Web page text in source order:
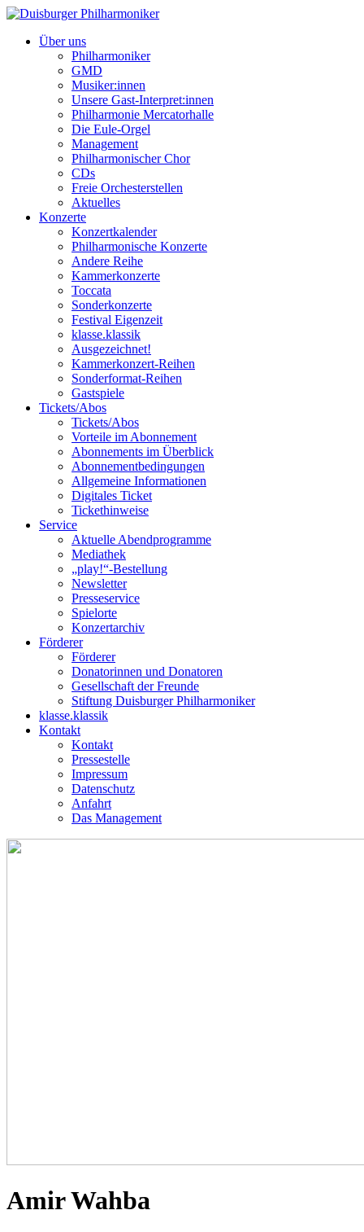
Über uns
Philharmoniker
GMD
Musiker:innen
Unsere Gast-Interpret:innen
Philharmonie Mercatorhalle
Die Eule-Orgel
Management
Philharmonischer Chor
CDs
Freie Orchesterstellen
Aktuelles
Konzerte
Konzertkalender
Philharmonische Konzerte
Andere Reihe
Kammerkonzerte
Toccata
Sonderkonzerte
Festival Eigenzeit
klasse.klassik
Ausgezeichnet!
Kammerkonzert-Reihen
Sonderformat-Reihen
Gastspiele
Tickets/Abos
Tickets/Abos
Vorteile im Abonnement
Abonnements im Überblick
Abonnement­bedingungen
Allgemeine Informationen
Digitales Ticket
Ticket­hinweise
Service
Aktuelle Abendprogramme
Mediathek
„play!“-Bestellung
Newsletter
Presseservice
Spielorte
Konzertarchiv
Förderer
Förderer
Donatorinnen und Donatoren
Gesellschaft der Freunde
Stiftung Duisburger Philharmoniker
klasse.klassik
Kontakt
Kontakt
Pressestelle
Impressum
Datenschutz
Anfahrt
Das Management
Amir Wahba